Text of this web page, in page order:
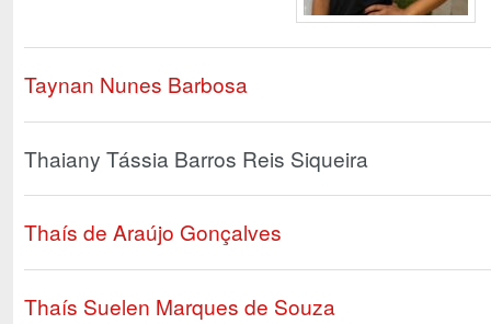
Taynan Nunes Barbosa
Thaiany Tássia Barros Reis Siqueira
Thaís de Araújo Gonçalves
Thaís Suelen Marques de Souza